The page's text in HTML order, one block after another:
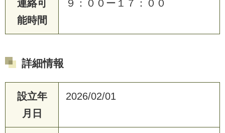
連絡可
能時間
９：００ー１７：００
詳細情報
設立年
月日
2026/02/01